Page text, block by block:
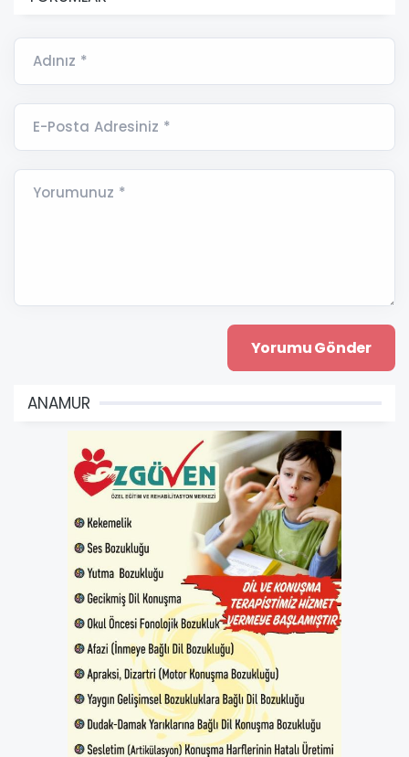
Adınız *
E-Posta Adresiniz *
Yorumunuz *
ANAMUR